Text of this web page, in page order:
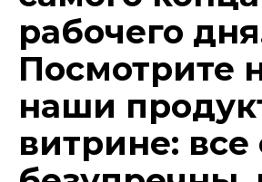
рабочего
Посмотрите
наши
витрине: все